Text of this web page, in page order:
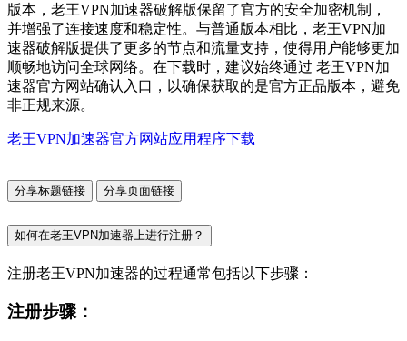
版本，老王VPN加速器破解版保留了官方的安全加密机制，
并增强了连接速度和稳定性。与普通版本相比，老王VPN加
速器破解版提供了更多的节点和流量支持，使得用户能够更加
顺畅地访问全球网络。在下载时，建议始终通过 老王VPN加
速器官方网站确认入口，以确保获取的是官方正品版本，避免
非正规来源。
老王VPN加速器官方网站应用程序下载
分享标题链接 分享页面链接
如何在老王VPN加速器上进行注册？
注册老王VPN加速器的过程通常包括以下步骤：
注册步骤：